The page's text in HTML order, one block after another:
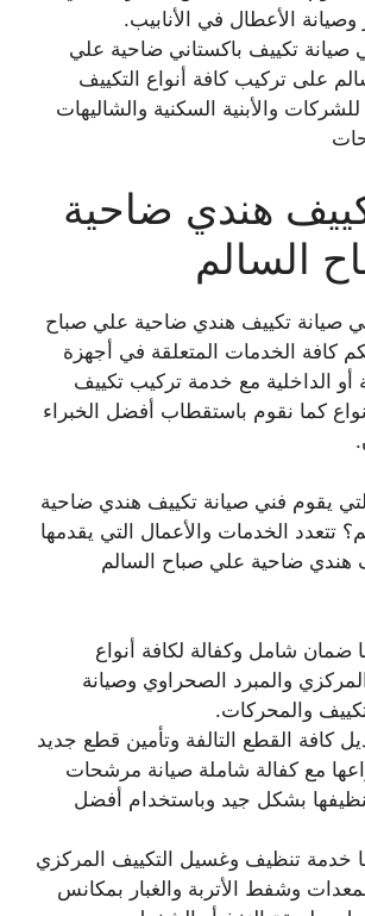
وصيانة الأعطال في الأنابيب.
صيانة تكييف باكستاني ضاحية علي
على تركيب كافة أنواع التكييف
والأبنية السكنية والشاليهات
هندي ضاحية
السالم
صيانة تكييف هندي ضاحية علي صباح
كافة الخدمات المتعلقة في أجهزة
أو الداخلية مع خدمة تركيب تكييف
كما نقوم باستقطاب أفضل الخبراء
يقوم فني صيانة تكييف هندي ضاحية
تتعدد الخدمات والأعمال التي يقدمها
هندي ضاحية علي صباح السالم
ضمان شامل وكفالة لكافة أنواع
المركزي والمبرد الصحراوي وصيانة
والمحركات.
كافة القطع التالفة وتأمين قطع جديد
مع كفالة شاملة صيانة مرشحات
بشكل جيد وباستخدام أفضل
خدمة تنظيف وغسيل التكييف المركزي
وشفط الأتربة والغبار بمكانس